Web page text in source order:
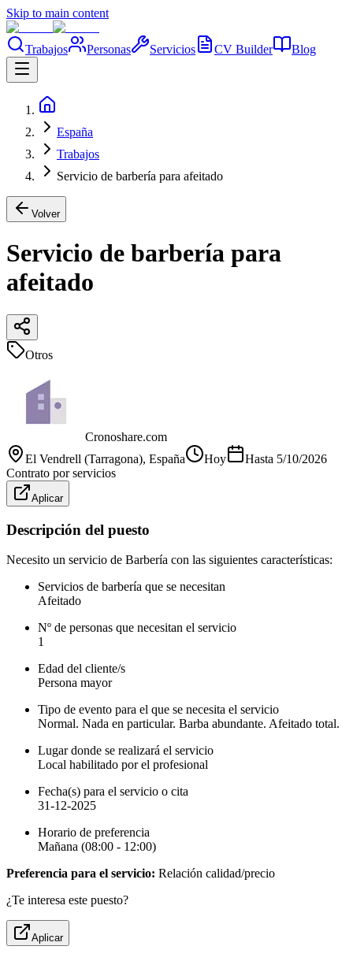
Skip to main content
Trabajos Personas Servicios CV Builder Blog
España
Trabajos
Servicio de barbería para afeitado
Volver
Servicio de barbería para
afeitado
Otros
Cronoshare.com
El Vendrell (Tarragona), España Hoy Hasta 5/10/2026
Contrato por servicios
Aplicar
Descripción del puesto
Necesito un servicio de Barbería con las siguientes características:
Servicios de barbería que se necesitan
Afeitado
Nº de personas que necesitan el servicio
1
Edad del cliente/s
Persona mayor
Tipo de evento para el que se necesita el servicio
Normal. Nada en particular. Barba abundante. Afeitado total.
Lugar donde se realizará el servicio
Local habilitado por el profesional
Fecha(s) para el servicio o cita
31-12-2025
Horario de preferencia
Mañana (08:00 - 12:00)
Preferencia para el servicio: Relación calidad/precio
¿Te interesa este puesto?
Aplicar